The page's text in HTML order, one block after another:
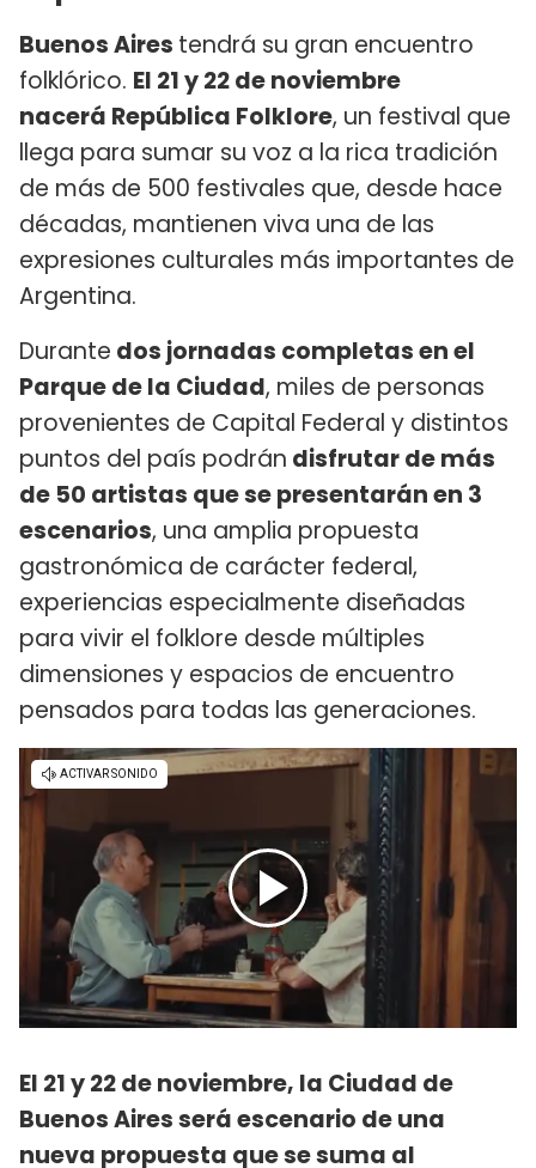
Buenos Aires tendrá su gran encuentro
folklórico. El 21 y 22 de noviembre
nacerá República Folklore, un festival que
llega para sumar su voz a la rica tradición
de más de 500 festivales que, desde hace
décadas, mantienen viva una de las
expresiones culturales más importantes de
Argentina.
Durante dos jornadas completas en el
Parque de la Ciudad, miles de personas
provenientes de Capital Federal y distintos
puntos del país podrán disfrutar de más
de 50 artistas que se presentarán en 3
escenarios, una amplia propuesta
gastronómica de carácter federal,
experiencias especialmente diseñadas
para vivir el folklore desde múltiples
dimensiones y espacios de encuentro
pensados para todas las generaciones.
El 21 y 22 de noviembre, la Ciudad de
Buenos Aires será escenario de una
nueva propuesta que se suma al